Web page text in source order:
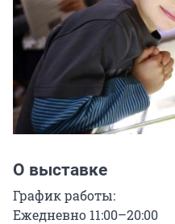
О выставке
График работы:
Ежедневно 11:00–20:00